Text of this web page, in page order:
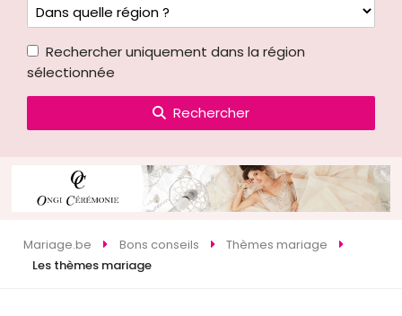
Rechercher uniquement dans la région
sélectionnée
Rechercher
Mariage.be Bons conseils
Thèmes mariage
Les thèmes mariage